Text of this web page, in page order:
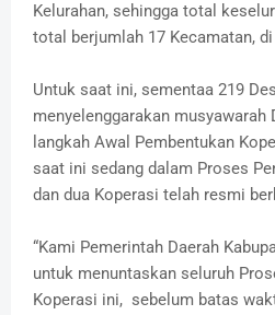
Kelurahan, sehingga total
total berjumlah 17 Kecamatan,
Untuk saat ini, sementaa 219
menyelenggarakan musyawarah
langkah Awal Pembentukan
saat ini sedang dalam Proses
dan dua Koperasi telah resmi
“Kami Pemerintah Daerah
untuk menuntaskan seluruh
Koperasi ini, sebelum batas